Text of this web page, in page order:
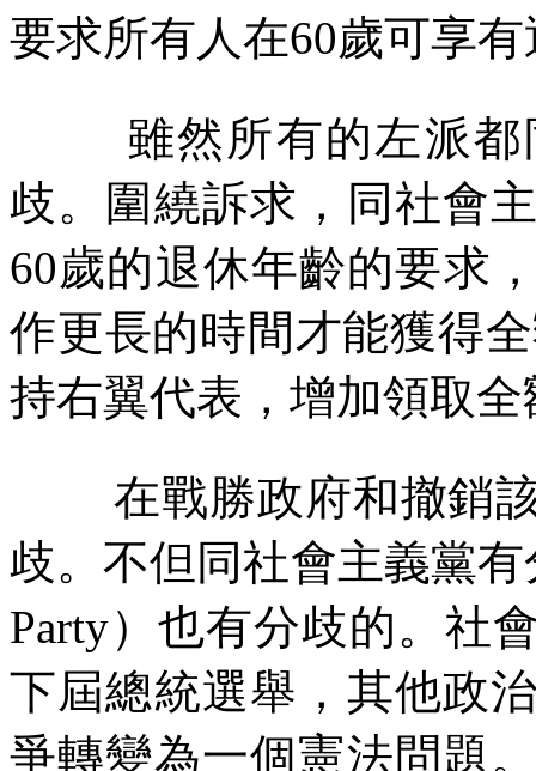
要求所有人在60歲可享
雖然所有的左派
歧。圍繞訴求，同社會
60歲的退休年齡的要求
作更長的時間才能獲得
持右翼代表，增加領取
在戰勝政府和撤銷
歧。不但同社會主義黨
Party）也有分歧的。社
下屆總統選舉，其他政
爭轉變為一個憲法問題